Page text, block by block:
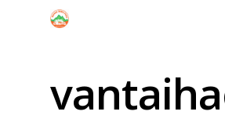
Hit enter to search or ESC to close